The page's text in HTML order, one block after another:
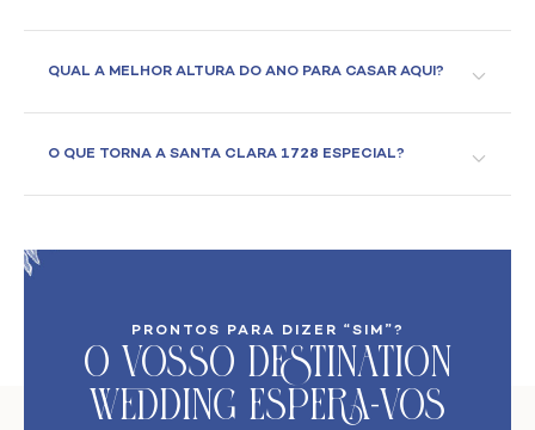
QUAL A MELHOR ALTURA DO ANO PARA CASAR AQUI?
O QUE TORNA A SANTA CLARA 1728 ESPECIAL?
PRONTOS PARA DIZER “SIM”?
O VoSso Destination
Wedding Espera-vos